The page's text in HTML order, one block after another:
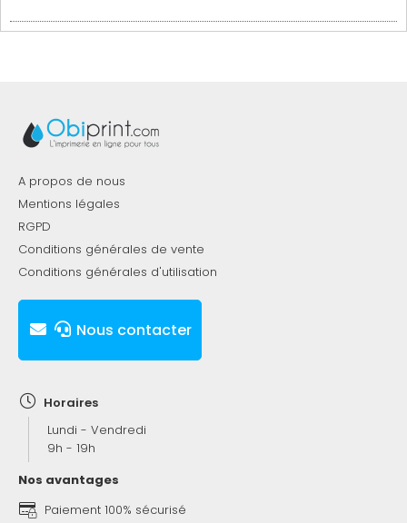
A propos de nous
Mentions légales
RGPD
Conditions générales de vente
Conditions générales d'utilisation
Nous contacter
Horaires
Lundi - Vendredi
9h - 19h
Nos avantages
Paiement 100% sécurisé